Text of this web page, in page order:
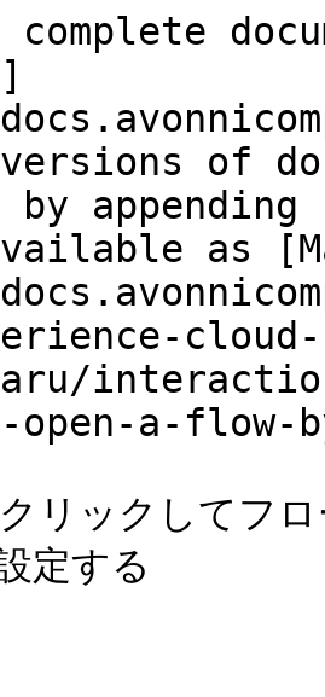
versions of
as
cloud-
a-flow-
リックしてフ
定する